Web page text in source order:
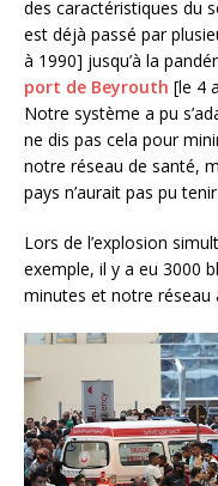
des caractéristiques du
est déjà passé par
à 1990] jusqu’à la
port de Beyrouth [le 4
Notre système a pu
ne dis pas cela pour
notre réseau de santé,
pays n’aurait pas pu
Lors de l’explosion
exemple, il y a eu 3000
minutes et notre réseau